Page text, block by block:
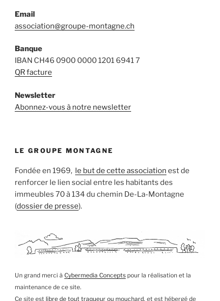
Email
association@groupe-montagne.ch
Banque
IBAN CH46 0900 0000 1201 6941 7
QR facture
Newsletter
Abonnez-vous à notre newsletter
LE GROUPE MONTAGNE
Fondée en 1969, le but de cette association est de
renforcer le lien social entre les habitants des
immeubles 70 à 134 du chemin De-La-Montagne
(dossier de presse).
Un grand merci à Cybermedia Concepts pour la réalisation et la
maintenance de ce site.
Ce site est libre de tout traqueur ou mouchard, et est hébergé de